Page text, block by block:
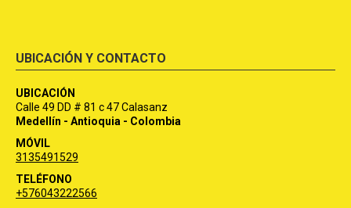
UBICACIÓN Y CONTACTO
UBICACIÓN
Calle 49 DD # 81 c 47 Calasanz
Medellín - Antioquia - Colombia
MÓVIL
3135491529
TELÉFONO
+576043222566